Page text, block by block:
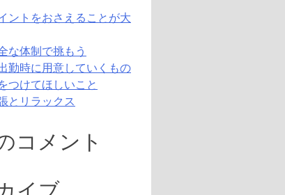
ントをおさえることが大
な体制で挑もう
勤時に用意していくもの
つけてほしいこと
とリラックス
コメント